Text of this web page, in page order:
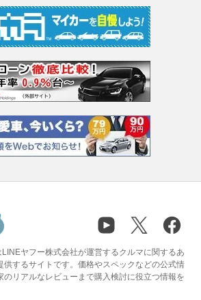
ヤフー株式会社が運営するクルマに関するあ
供するサイトです。価格やスペックなどの公式情
のリアルなレビューまで購入検討に役立つ情報を